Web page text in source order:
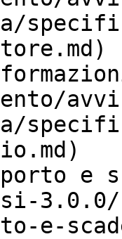
e
e-